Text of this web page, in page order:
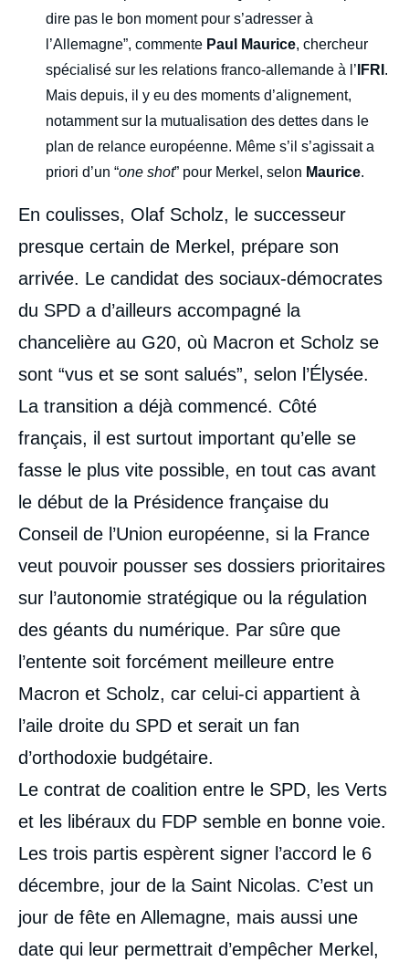
dire pas le bon moment pour s’adresser à
l’Allemagne”, commente Paul Maurice, chercheur
spécialisé sur les relations franco-allemande à l’ IFRI .
Mais depuis, il y eu des moments d’alignement,
notamment sur la mutualisation des dettes dans le
plan de relance européenne. Même s’il s’agissait a
priori d’un “one shot” pour Merkel, selon Maurice.
En coulisses, Olaf Scholz, le successeur
presque certain de Merkel, prépare son
arrivée. Le candidat des sociaux-démocrates
du SPD a d’ailleurs accompagné la
chancelière au G20, où Macron et Scholz se
sont “vus et se sont salués”, selon l’Élysée.
La transition a déjà commencé. Côté
français, il est surtout important qu’elle se
fasse le plus vite possible, en tout cas avant
le début de la Présidence française du
Conseil de l’Union européenne, si la France
veut pouvoir pousser ses dossiers prioritaires
sur l’autonomie stratégique ou la régulation
des géants du numérique. Par sûre que
l’entente soit forcément meilleure entre
Macron et Scholz, car celui-ci appartient à
l’aile droite du SPD et serait un fan
d’orthodoxie budgétaire.
Le contrat de coalition entre le SPD, les Verts
et les libéraux du FDP semble en bonne voie.
Les trois partis espèrent signer l’accord le 6
décembre, jour de la Saint Nicolas. C’est un
jour de fête en Allemagne, mais aussi une
date qui leur permettrait d’empêcher Merkel,